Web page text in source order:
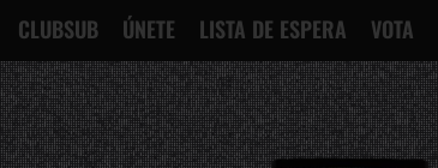
CLUBSUB ÚNETE LISTA DE ESPERA VOTA